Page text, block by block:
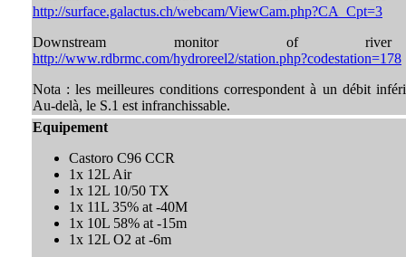
http://surface.galactus.ch/webcam/ViewCam.php?CA_Cpt=3
Downstream monitor of river
http://www.rdbrmc.com/hydroreel2/station.php?codestation=178
Nota : les meilleures conditions correspondent à un débit
Au-delà, le S.1 est infranchissable.
Equipement
Castoro C96 CCR
1x 12L Air
1x 12L 10/50 TX
1x 11L 35% at -40M
1x 10L 58% at -15m
1x 12L O2 at -6m